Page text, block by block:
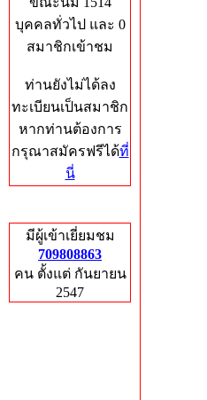
บุคคลทั่วไป และ 0
สมาชิกเข้าชม
ท่านยังไม่ได้ลง
ทะเบียนเป็นสมาชิก
หากท่านต้องการ
กรุณาสมัครฟรีได้ที่
นี่
มีผู้เข้าเยี่ยมชม
709808863
คน ตั้งแต่ กันยายน
2547